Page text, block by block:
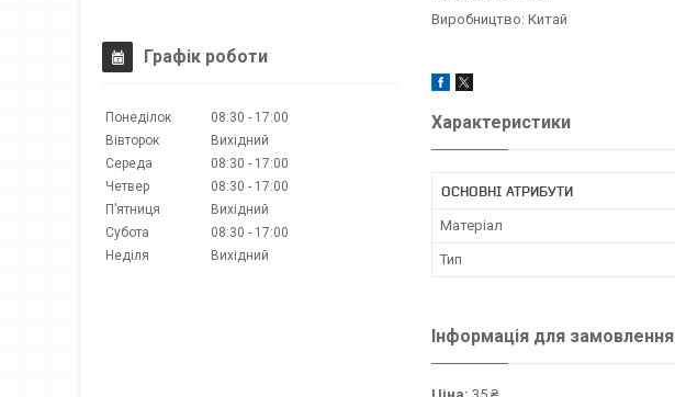
Виробництво: Китай
Характеристики
ОСНОВНІ АТРИБУТИ
Матеріал
Тип
Інформація для замовлення
Графік роботи
Понеділок 08:30
17:00
Вівторок
Вихідний
Середа
08:30
17:00
Четвер
08:30
17:00
Пʼятниця
Вихідний
Субота
08:30
17:00
Неділя
Вихідний